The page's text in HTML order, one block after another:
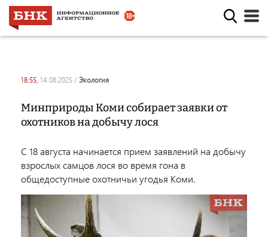
18:55, 14.08.2025 / экология
Минприроды Коми собирает заявки от
охотников на добычу лося
С 18 августа начинается прием заявлений на добычу
взрослых самцов лося во время гона в
общедоступные охотничьи угодья Коми.